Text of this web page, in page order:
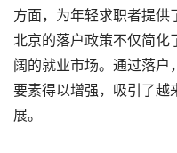
方面，为年轻求职者提供
北京的落户政策不仅简化
阔的就业市场。通过落户
要素得以增强，吸引了越
展。